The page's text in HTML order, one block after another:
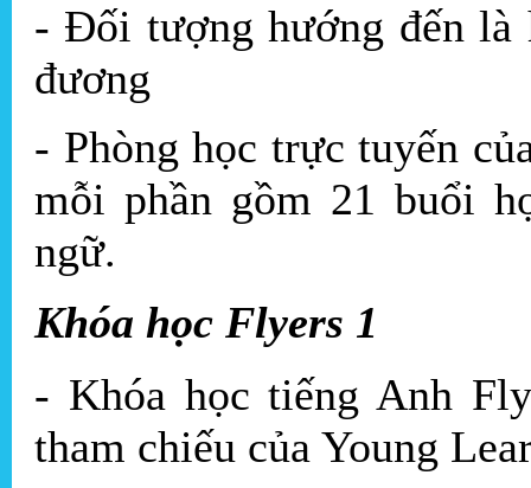
- Đối tượng hướng đến
đương
- Phòng học trực tuyến
mỗi phần gồm 21 buổi
ngữ.
Khóa học Flyers 1
- Khóa học tiếng Anh
tham chiếu của Young